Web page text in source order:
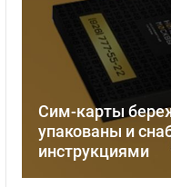
Сим-карты
упакованы и
инструкциями